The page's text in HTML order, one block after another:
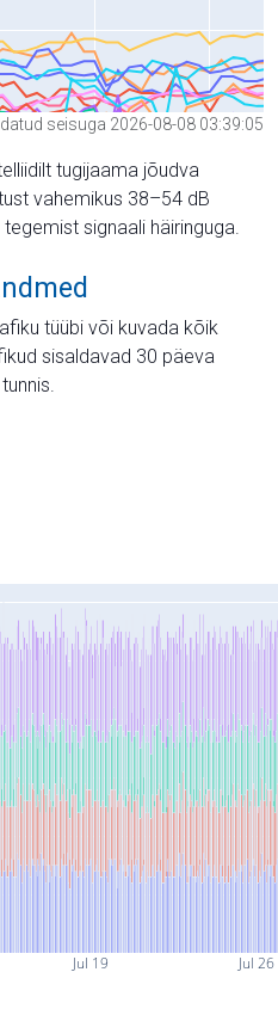
seisuga 2026-08-08 03:39:05
tugijaama jõudva
vahemikus 38–54 dB
signaali häiringuga.
tüübi või kuvada kõik
sisaldavad 30 päeva
Jul 19 Jul 26